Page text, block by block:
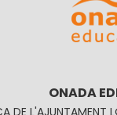
ONADA